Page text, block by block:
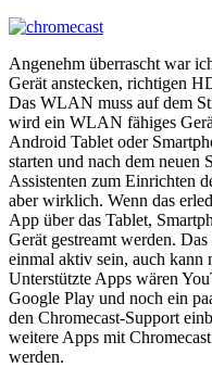
Angenehm überrascht war
Gerät anstecken, richtigen
Das WLAN muss auf dem
wird ein WLAN fähiges
Android Tablet oder
starten und nach dem neuen
Assistenten zum Einrichten
aber wirklich. Wenn das
App über das Tablet,
Gerät gestreamt werden.
einmal aktiv sein, auch kann
Unterstützte Apps wären
Google Play und noch ein
den Chromecast-Support
weitere Apps mit
werden.